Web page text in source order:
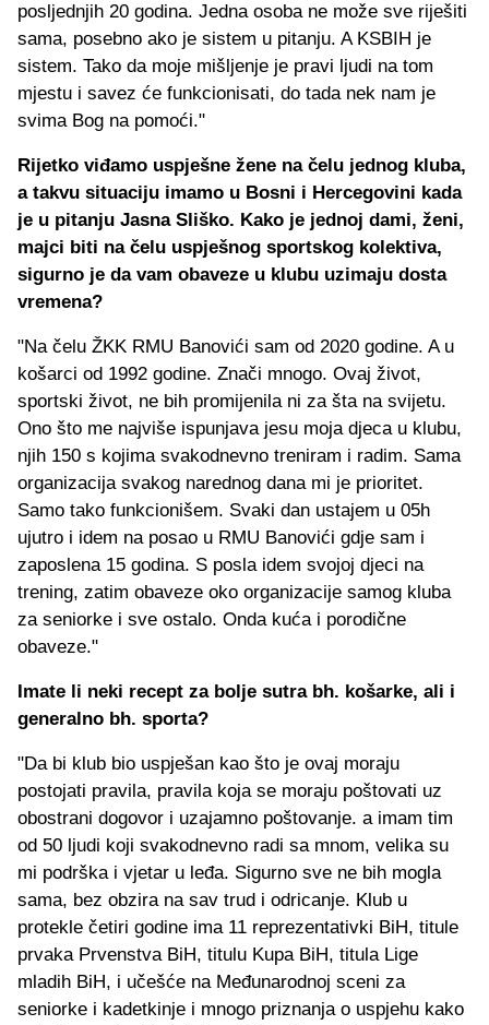
posljednjih 20 godina. Jedna osoba ne može sve riješiti
sama, posebno ako je sistem u pitanju. A KSBIH je
sistem. Tako da moje mišljenje je pravi ljudi na tom
mjestu i savez će funkcionisati, do tada nek nam je
svima Bog na pomoći."
Rijetko viđamo uspješne žene na čelu jednog kluba,
a takvu situaciju imamo u Bosni i Hercegovini kada
je u pitanju Jasna Sliško. Kako je jednoj dami, ženi,
majci biti na čelu uspješnog sportskog kolektiva,
sigurno je da vam obaveze u klubu uzimaju dosta
vremena?
"Na čelu ŽKK RMU Banovići sam od 2020 godine. A u
košarci od 1992 godine. Znači mnogo. Ovaj život,
sportski život, ne bih promijenila ni za šta na svijetu.
Ono što me najviše ispunjava jesu moja djeca u klubu,
njih 150 s kojima svakodnevno treniram i radim. Sama
organizacija svakog narednog dana mi je prioritet.
Samo tako funkcionišem. Svaki dan ustajem u 05h
ujutro i idem na posao u RMU Banovići gdje sam i
zaposlena 15 godina. S posla idem svojoj djeci na
trening, zatim obaveze oko organizacije samog kluba
za seniorke i sve ostalo. Onda kuća i porodične
obaveze."
Imate li neki recept za bolje sutra bh. košarke, ali i
generalno bh. sporta?
"Da bi klub bio uspješan kao što je ovaj moraju
postojati pravila, pravila koja se moraju poštovati uz
obostrani dogovor i uzajamno poštovanje. a imam tim
od 50 ljudi koji svakodnevno radi sa mnom, velika su
mi podrška i vjetar u leđa. Sigurno sve ne bih mogla
sama, bez obzira na sav trud i odricanje. Klub u
protekle četiri godine ima 11 reprezentativki BiH, titule
prvaka Prvenstva BiH, titulu Kupa BiH, titula Lige
mladih BiH, i učešće na Međunarodnoj sceni za
seniorke i kadetkinje i mnogo priznanja o uspjehu kako